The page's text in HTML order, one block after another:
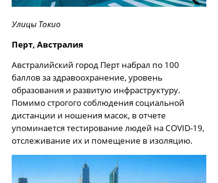
Улицы Токио
Перт, Австралия
Австралийский город Перт набрал по 100
баллов за здравоохранение, уровень
образования и развитую инфраструктуру.
Помимо строгого соблюдения социальной
дистанции и ношения масок, в отчете
упоминается тестирование людей на COVID-19,
отслеживание их и помещение в изоляцию.